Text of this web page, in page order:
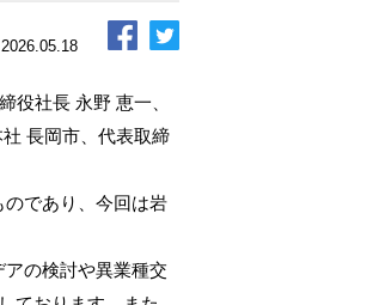
2026.05.18
役社長 永野 恵一、
長岡市、代表取締
であり、今回は岩
の検討や異業種交